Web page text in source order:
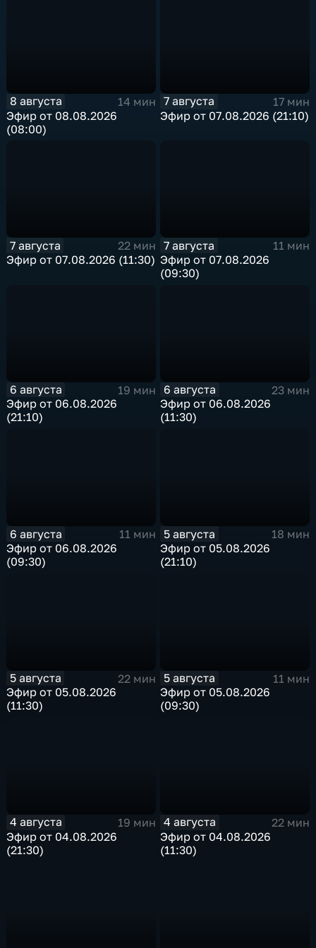
8 августа
14 мин
Эфир от 08.08.2026
(08:00)
7 августа
17 мин
Эфир от 07.08.2026 (21:10)
7 августа
22 мин
Эфир от 07.08.2026 (11:30)
7 августа
11 мин
Эфир от 07.08.2026
(09:30)
6 августа
19 мин
Эфир от 06.08.2026
(21:10)
6 августа
23 мин
Эфир от 06.08.2026
(11:30)
6 августа
11 мин
Эфир от 06.08.2026
(09:30)
5 августа
18 мин
Эфир от 05.08.2026
(21:10)
5 августа
22 мин
Эфир от 05.08.2026
(11:30)
5 августа
11 мин
Эфир от 05.08.2026
(09:30)
4 августа
19 мин
Эфир от 04.08.2026
(21:30)
4 августа
22 мин
Эфир от 04.08.2026
(11:30)